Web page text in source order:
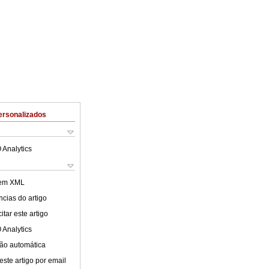
Analytics
XML
do artigo
este artigo
Analytics
automática
artigo por email